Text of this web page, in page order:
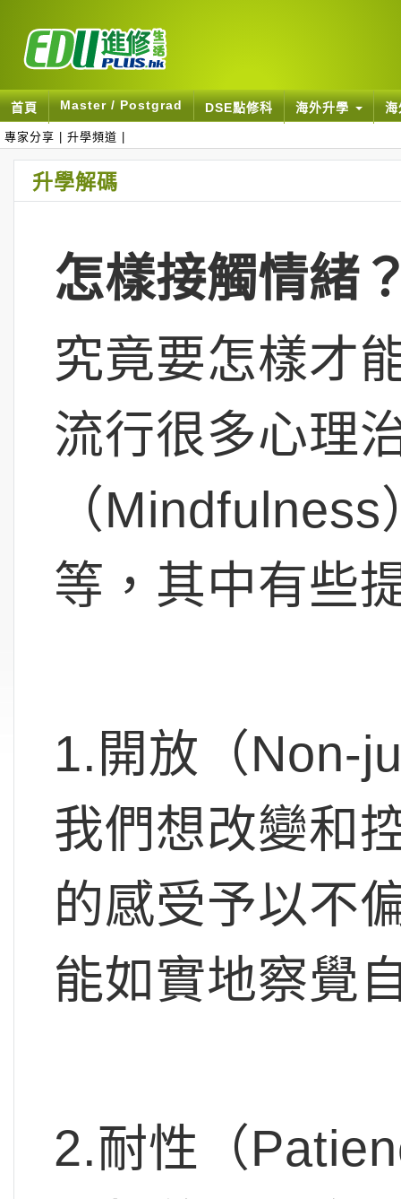
首頁 Master / Postgrad DSE點修科 海外升學
專家分享 升學頻道
升學解碼
怎樣接觸情緒
究竟要怎樣才
流行很多心理
（
等，其中有些
1.開放（Non-
我們想改變和
的感受予以不
能如實地察覺
2.耐性（